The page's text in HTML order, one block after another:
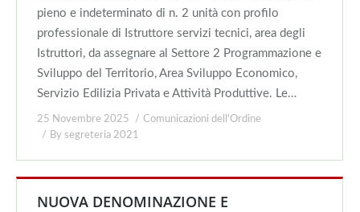
pieno e indeterminato di n. 2 unità con profilo
professionale di Istruttore servizi tecnici, area degli
Istruttori, da assegnare al Settore 2 Programmazione e
Sviluppo del Territorio, Area Sviluppo Economico,
Servizio Edilizia Privata e Attività Produttive. Le…
25 Novembre 2025
Comunicazioni dell'Ordine
By segreteria 2021
NUOVA DENOMINAZIONE E